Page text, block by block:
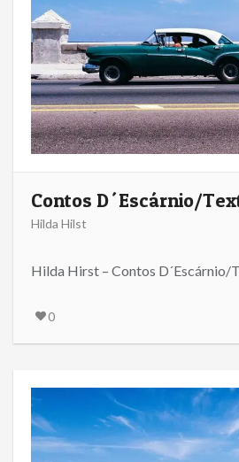
Contos D´Escárnio/
Hilda Hilst
Hilda Hirst – Contos D´Escárnio/
0